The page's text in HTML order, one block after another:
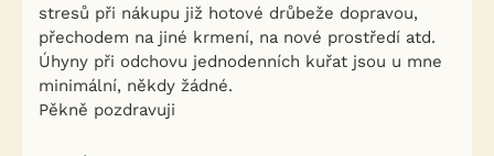
stresů při nákupu již hotové drůbeže dopravou,
přechodem na jiné krmení, na nové prostředí atd.
Úhyny při odchovu jednodenních kuřat jsou u mne
minimální, někdy žádné.
Pěkně pozdravuji